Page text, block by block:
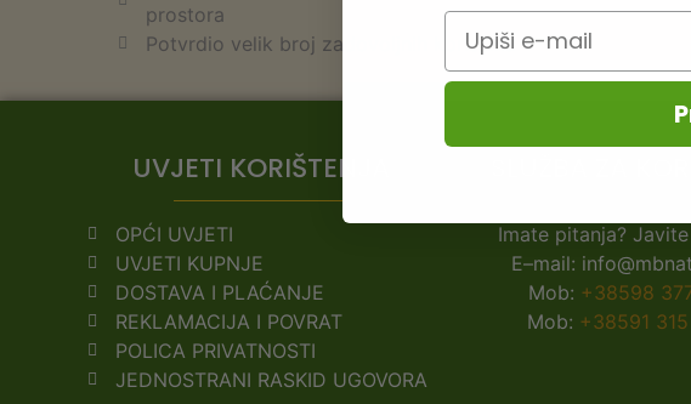
prostora
Potvrdio velik broj zadovoljnih korisnika
UVJETI KORIŠTENJA
OPĆI UVJETI
UVJETI KUPNJE
DOSTAVA I PLAĆANJE
REKLAMACIJA I POVRAT
POLICA PRIVATNOSTI
JEDNOSTRANI RASKID UGOVORA
Imate pitanja?
E–mail:
Mob: +38598
Mob: +38591 315
Email